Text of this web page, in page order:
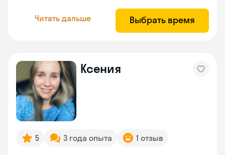
Читать дальше Выбрать время
Ксения
5 3 года опыта 1 отзыв